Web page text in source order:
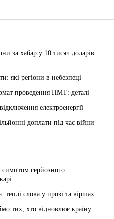
за хабар у 10 тисяч доларів
які регіони в небезпеці
проведення НМТ: деталі
електроенергії
доплати під час війни
серйозного
слова у прозі та віршах
тих, хто відновлює країну